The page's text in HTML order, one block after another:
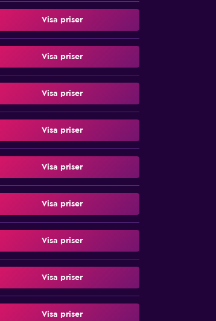
Visa priser
Visa priser
Visa priser
Visa priser
Visa priser
Visa priser
Visa priser
Visa priser
Visa priser